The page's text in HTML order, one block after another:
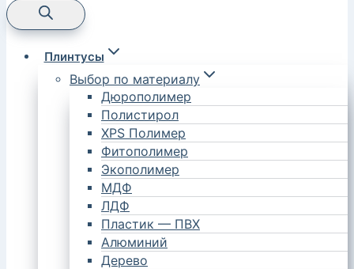
Плинтусы
Выбор по материалу
Дюрополимер
Полистирол
XPS Полимер
Фитополимер
Экополимер
МДФ
ЛДФ
Пластик — ПВХ
Алюминий
Дерево